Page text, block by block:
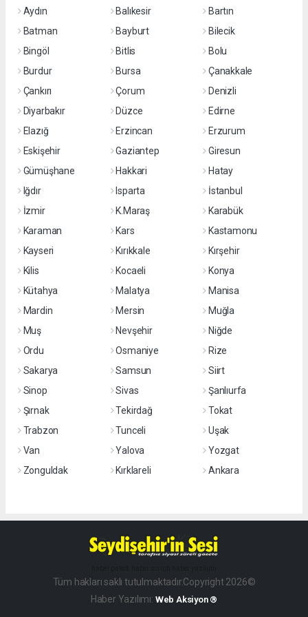
Aydın
Balıkesir
Bartın
Batman
Bayburt
Bilecik
Bingöl
Bitlis
Bolu
Burdur
Bursa
Çanakkale
Çankırı
Çorum
Denizli
Diyarbakır
Düzce
Edirne
Elazığ
Erzincan
Erzurum
Eskişehir
Gaziantep
Giresun
Gümüşhane
Hakkari
Hatay
Iğdır
Isparta
İstanbul
İzmir
K.Maraş
Karabük
Karaman
Kars
Kastamonu
Kayseri
Kırıkkale
Kırşehir
Kilis
Kocaeli
Konya
Kütahya
Malatya
Manisa
Mardin
Mersin
Muğla
Muş
Nevşehir
Niğde
Ordu
Osmaniye
Rize
Sakarya
Samsun
Siirt
Sinop
Sivas
Şanlıurfa
Şırnak
Tekirdağ
Tokat
Trabzon
Tunceli
Uşak
Van
Yalova
Yozgat
Zonguldak
Kırklareli Ankara
Tüm hakları saklı tutulmaktadır.Copyright 2026©
Haber Yazılımı: Web Aksiyon ®